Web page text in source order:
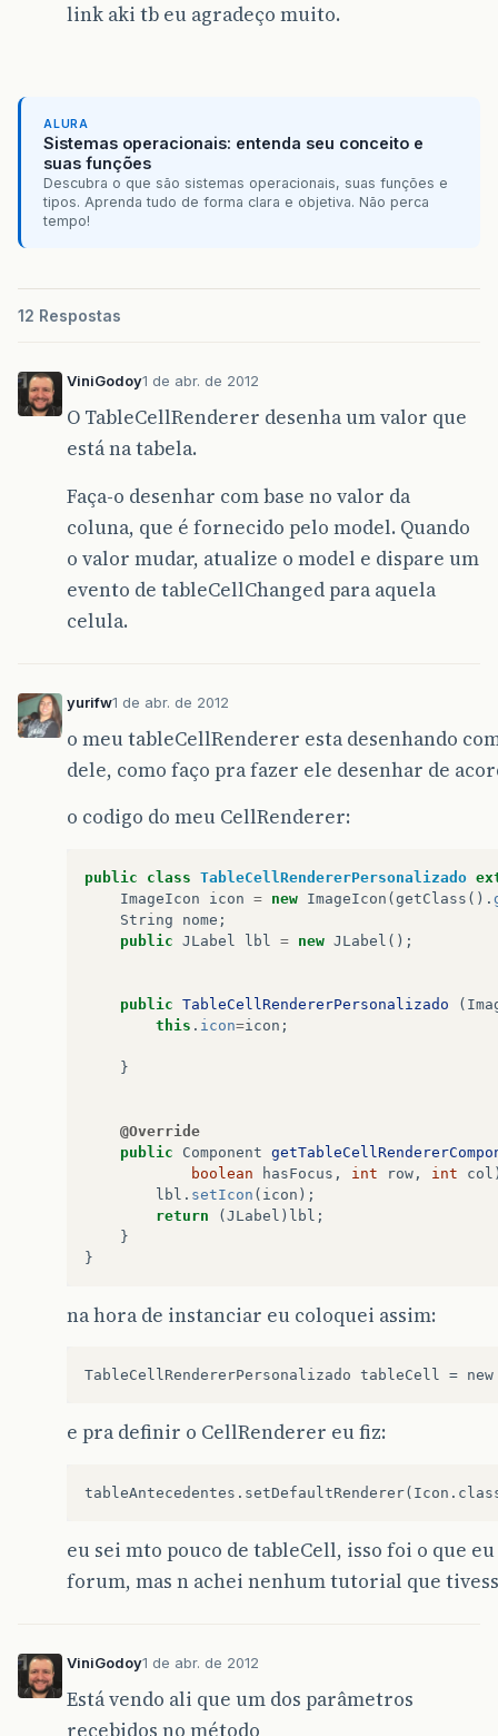
link aki tb eu agradeço muito.
ALURA
Sistemas operacionais: entenda seu conceito e
suas funções
Descubra o que são sistemas operacionais, suas funções e
tipos. Aprenda tudo de forma clara e objetiva. Não perca
tempo!
12 Respostas
ViniGodoy1 de abr. de 2012
O TableCellRenderer desenha um valor que
está na tabela.
Faça-o desenhar com base no valor da
coluna, que é fornecido pelo model. Quando
o valor mudar, atualize o model e dispare um
evento de tableCellChanged para aquela
celula.
yurifw1 de abr. de 2012
o meu tableCellRenderer esta desenhando
dele, como faço pra fazer ele desenhar de
o codigo do meu CellRenderer:
public class TableCellRendererPersonalizado
ImageIcon
icon = new ImageIcon (getClass ().
String
nome ;
public JLabel lbl = new JLabel ();
public TableCellRendererPersonalizado (
this . icon=icon ;
}
@Override
public
Component
boolean
hasFocus , int row , int col
lbl . setIcon ( icon );
return
(JLabel ) lbl ;
}
}
na hora de instanciar eu coloquei assim:
e pra definir o CellRenderer eu fiz:
eu sei mto pouco de tableCell, isso foi o que
forum, mas n achei nenhum tutorial que
ViniGodoy1 de abr. de 2012
Está vendo ali que um dos parâmetros
recebidos no método